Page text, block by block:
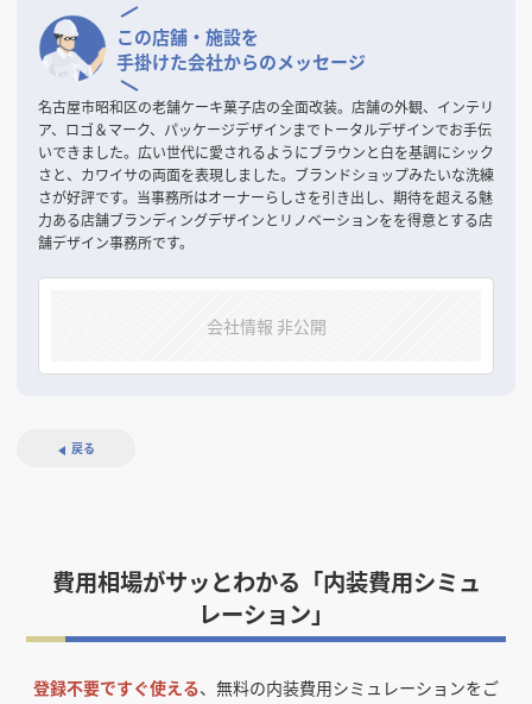
この店舗・施設を
手掛けた会社からのメッセージ
名古屋市昭和区の老舗ケーキ菓子店の全面改装。店舗の外観、インテリ
ア、ロゴ＆マーク、パッケージデザインまでトータルデザインでお手伝
いできました。広い世代に愛されるようにブラウンと白を基調にシック
さと、カワイサの両面を表現しました。ブランドショップみたいな洗練
さが好評です。当事務所はオーナーらしさを引き出し、期待を超える魅
力ある店舗ブランディングデザインとリノベーションをを得意とする店
舗デザイン事務所です。
会社情報 非公開
戻る
費用相場がサッとわかる「内装費用シミュ
レーション」
登録不要ですぐ使える、無料の内装費用シミュレーションをご